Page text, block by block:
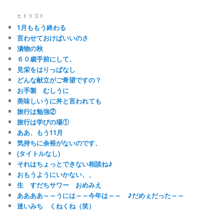
ヒトリゴト
1月ももう終わる
言わせておけばいいのさ
漬物の秋
６０歳手前にして、
見栄をはりっぱなし
どんな献立がご希望ですの？
お手製 むしうに
美味しいうに丼と言われても
旅行は勉強②
旅行は学びの場①
ああ、もう11月
気持ちに余裕がないのです、
(タイトルなし)
それはちょっとできない相談ね♪
おもうようにいかない、、
生 すだちサワー おめみえ
ああああ～～うには～～今年は～～ ♪だめぇだった～～
迷いみち くねくね（笑）